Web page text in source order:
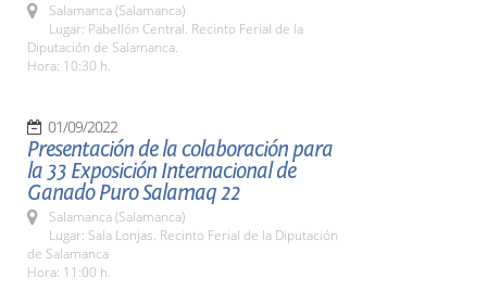
Salamanca (Salamanca)
Lugar: Pabellón Central. Recinto Ferial de la
Diputación de Salamanca.
Hora: 10:30 h.
01/09/2022
Presentación de la colaboración para
la 33 Exposición Internacional de
Ganado Puro Salamaq 22
Salamanca (Salamanca)
Lugar: Sala Lonjas. Recinto Ferial de la Diputación
de Salamanca
Hora: 11:00 h.